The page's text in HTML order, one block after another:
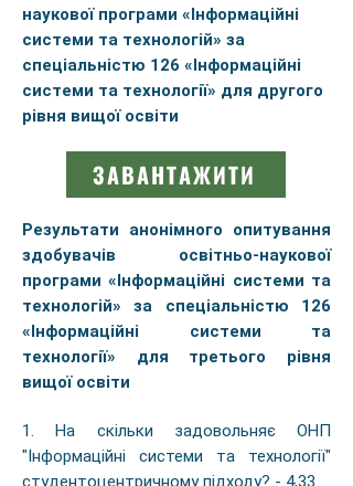
наукової програми «Інформаційні
системи та технологій» за
спеціальністю 126 «Інформаційні
системи та технології» для другого
рівня вищої освіти
ЗАВАНТАЖИТИ
Результати анонімного опитування
здобувачів освітньо-наукової
програми «Інформаційні системи та
технологій» за спеціальністю 126
«Інформаційні системи та
технології» для третього рівня
вищої освіти
1. На скільки задовольняє ОНП
"Інформаційні системи та технології"
студентоцентричному підходу? - 4,33.